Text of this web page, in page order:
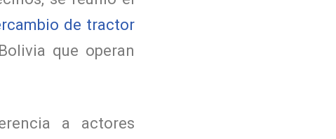
de tractor
que operan
a actores